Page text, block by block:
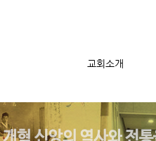
교회소개
메뉴 건너뛰기